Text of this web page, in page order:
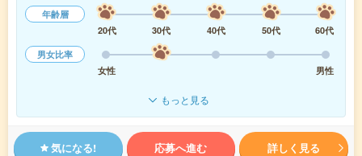
年齢層
20代
30代 40代 50代
60代
男女比率
女性
男性
もっと見る
気になる! 応募へ進む 詳しく見る